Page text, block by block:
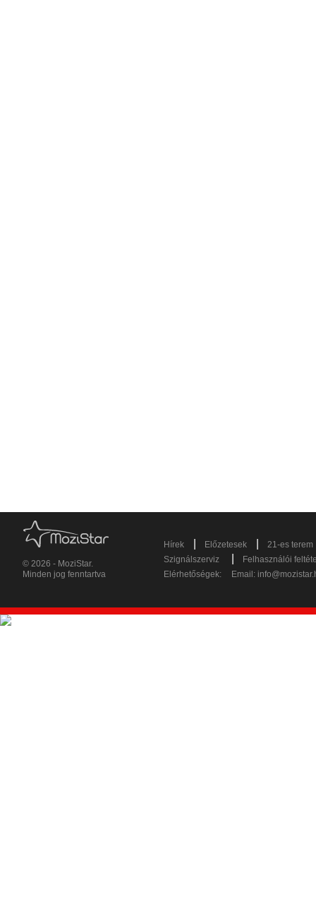
© 2026 - MoziStar.
Minden jog fenntartva
Hírek Előzetesek
21-es terem
Szignálszerviz
Felhasználói
Elérhetőségek:
Email: